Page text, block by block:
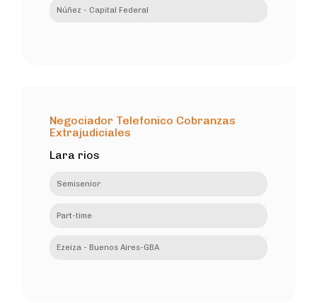
Núñez - Capital Federal
Negociador Telefonico Cobranzas
Extrajudiciales
Lara rios
Semisenior
Part-time
Ezeiza - Buenos Aires-GBA